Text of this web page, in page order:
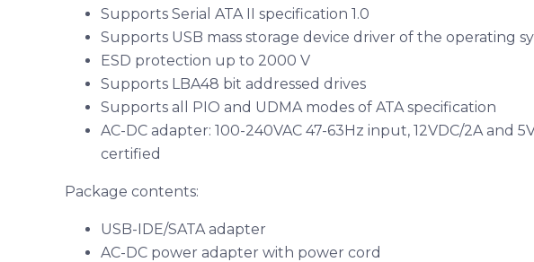
Supports Serial ATA II specification 1.0
Supports USB mass storage device driver of the operating
ESD protection up to 2000 V
Supports LBA48 bit addressed drives
Supports all PIO and UDMA modes of ATA specification
AC-DC adapter: 100-240VAC 47-63Hz input, 12VDC/2A and
certified
Package contents:
USB-IDE/SATA adapter
AC-DC power adapter with power cord